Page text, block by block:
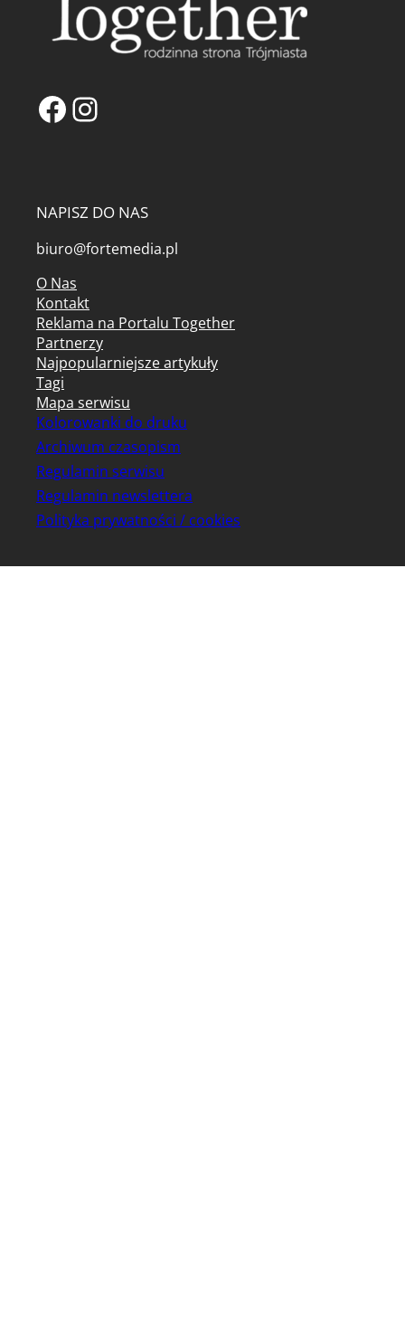
Facebook
Instagram
NAPISZ DO NAS
biuro@fortemedia.pl
O Nas
Kontakt
Reklama na Portalu Together
Partnerzy
Najpopularniejsze artykuły
Tagi
Mapa serwisu
Kolorowanki do druku
Archiwum czasopism
Regulamin serwisu
Regulamin newslettera
Polityka prywatności / cookies